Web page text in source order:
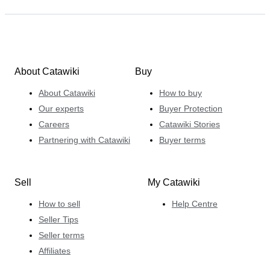
About Catawiki
About Catawiki
Our experts
Careers
Partnering with Catawiki
Buy
How to buy
Buyer Protection
Catawiki Stories
Buyer terms
Sell
How to sell
Seller Tips
Seller terms
Affiliates
My Catawiki
Help Centre